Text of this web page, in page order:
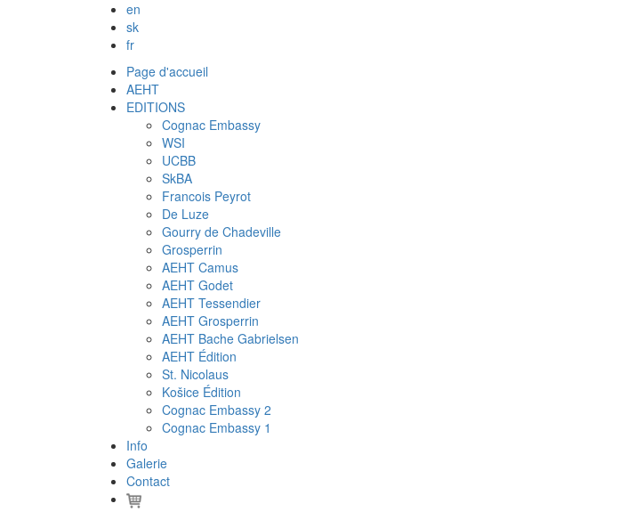
en
sk
fr
Page d'accueil
AEHT
EDITIONS
Cognac Embassy
WSI
UCBB
SkBA
Francois Peyrot
De Luze
Gourry de Chadeville
Grosperrin
AEHT Camus
AEHT Godet
AEHT Tessendier
AEHT Grosperrin
AEHT Bache Gabrielsen
AEHT Édition
St. Nicolaus
Košice Édition
Cognac Embassy 2
Cognac Embassy 1
Info
Galerie
Contact